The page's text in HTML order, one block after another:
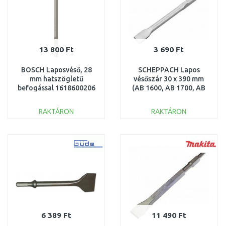
13 800 Ft
BOSCH Laposvéső, 28
mm hatszögletű
befogással 1618600206
RAKTÁRON
Összehasonlítás
3 690 Ft
SCHEPPACH Lapos
vésőszár 30 x 390 mm
(AB 1600, AB 1700, AB
RAKTÁRON
Összehasonlítás
6 389 Ft 11 490 Ft